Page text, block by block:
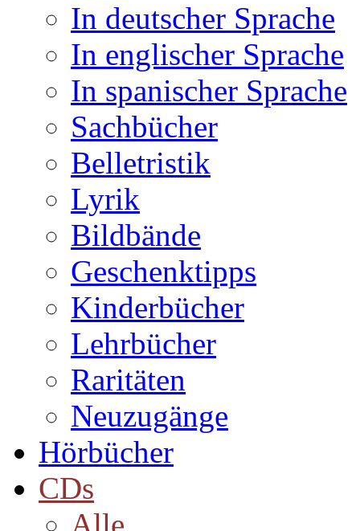
In deutscher Sprache
In englischer Sprache
In spanischer Sprache
Sachbücher
Belletristik
Lyrik
Bildbände
Geschenktipps
Kinderbücher
Lehrbücher
Raritäten
Neuzugänge
Hörbücher
CDs